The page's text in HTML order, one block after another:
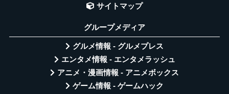
サイトマップ
グループメディア
グルメ情報 - グルメプレス
エンタメ情報 - エンタメラッシュ
アニメ・漫画情報 - アニメボックス
ゲーム情報 - ゲームハック